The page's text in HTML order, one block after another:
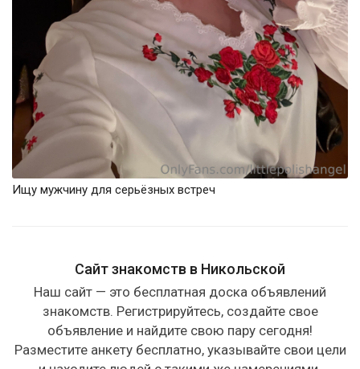
Ищу мужчину для серьёзных встреч
Сайт знакомств в Никольской
Наш сайт — это бесплатная доска объявлений
знакомств. Регистрируйтесь, создайте свое
объявление и найдите свою пару сегодня!
Разместите анкету бесплатно, указывайте свои цели